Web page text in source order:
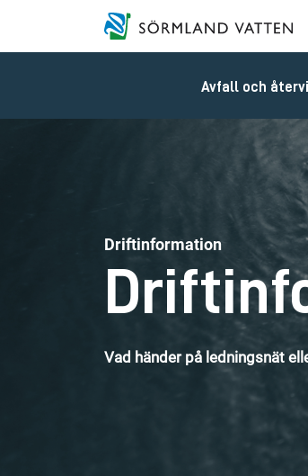
Avfall och
Driftinformation
Vad händer på ledningsnät